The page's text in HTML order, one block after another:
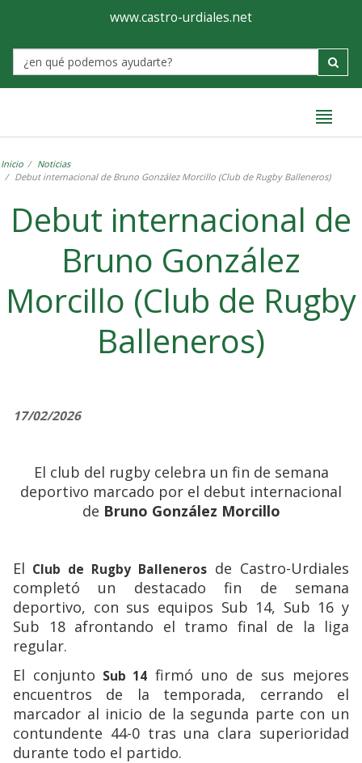
Ayuntamiento
de
Castro-
www.castro-urdiales.net
Label
Inicio
Noticias
Debut internacional de Bruno González Morcillo (Club de Rugby Balleneros)
Debut internacional de
Bruno González
Morcillo (Club de Rugby
Balleneros)
17/02/2026
El club del rugby celebra un fin de semana
deportivo marcado por el debut internacional
de Bruno González Morcillo
El Club de Rugby Balleneros de Castro-Urdiales
completó un destacado fin de semana
deportivo, con sus equipos Sub 14, Sub 16 y
Sub 18 afrontando el tramo final de la liga
regular.
El conjunto Sub 14 firmó uno de sus mejores
encuentros de la temporada, cerrando el
marcador al inicio de la segunda parte con un
contundente 44-0 tras una clara superioridad
durante todo el partido.